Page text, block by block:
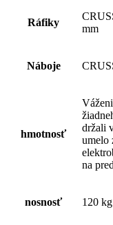
Ráfiky
mm
Náboje
hmotnosť
držali
umelo
na
nosnosť 120 kg